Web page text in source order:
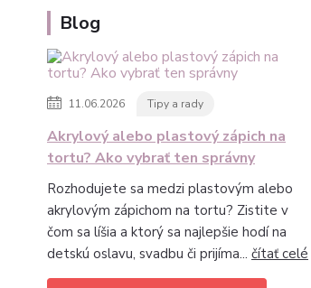
Blog
11.06.2026 Tipy a rady
Akrylový alebo plastový zápich na
tortu? Ako vybrať ten správny
Rozhodujete sa medzi plastovým alebo
akrylovým zápichom na tortu? Zistite v
čom sa líšia a ktorý sa najlepšie hodí na
detskú oslavu, svadbu či prijíma... čítať celé